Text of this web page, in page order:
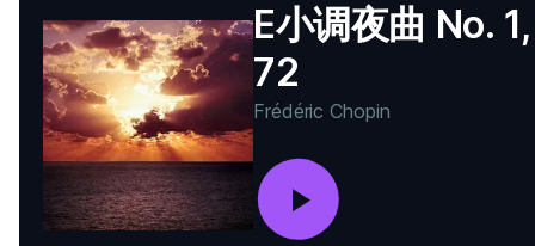
E小调夜曲 No.
72
Frédéric Chopin